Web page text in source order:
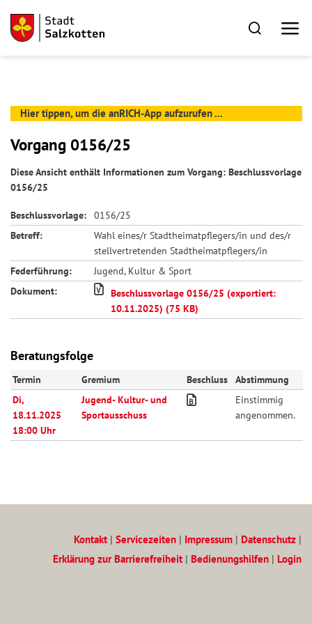
Hier tippen, um die anRICH-App aufzurufen ...
Vorgang 0156/25
Diese Ansicht enthält Informationen zum Vorgang: Beschlussvorlage
0156/25
Beschlussvorlage:
0156/25
Betreff:
Wahl eines/r Stadtheimatpflegers/in und des/r
stellvertretenden Stadtheimatpflegers/in
Federführung:
Jugend, Kultur & Sport
Dokument:
Beschlussvorlage 0156/25 (exportiert:
10.11.2025) (75 KB)
Beratungsfolge
Termin Gremium Beschluss
Abstimmung
Di,
18.11.2025
18:00 Uhr
Jugend- Kultur- und
Sportausschuss
Einstimmig
angenommen.
Kontakt | Servicezeiten | Impressum | Datenschutz |
Erklärung zur Barrierefreiheit | Bedienungshilfen | Login